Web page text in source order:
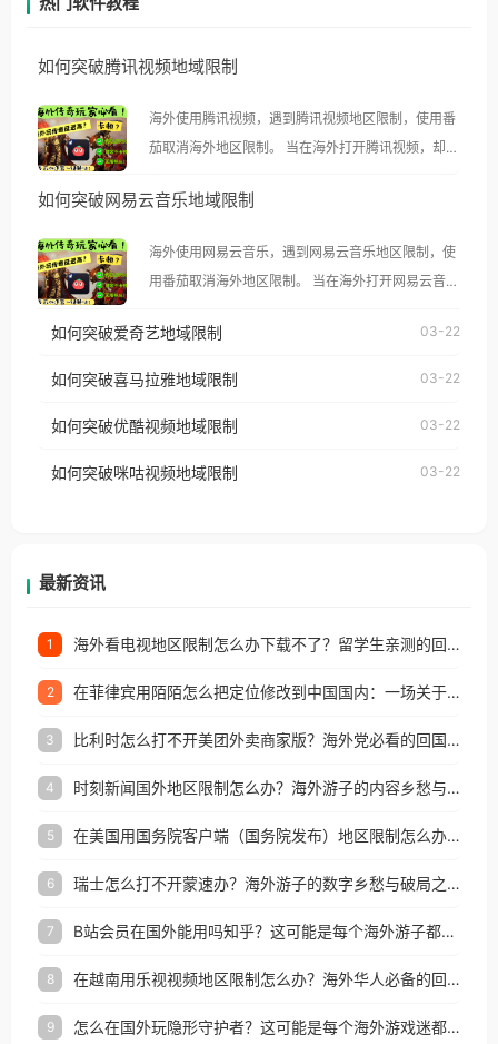
如何突破腾讯视频地域限制
海外使用腾讯视频，遇到腾讯视频地区限制，使用番
茄取消海外地区限制。 当在海外打开腾讯视频，却突
示语。 海外用户如香港、澳门、台湾、美国、加拿
像其他音乐平台一样，出现地区及版权限制问题，且
仅能在中国大陆地区播放。 遇到这个问题的朋友们，
台湾、美国、加拿大、澳大利亚、欧洲等国家和地区
权限制所困扰。
如何突破网易云音乐地域限制
海外使用网易云音乐，遇到网易云音乐地区限制，使
用番茄取消海外地区限制。 当在海外打开网易云音
播放”的提示语。 海外用户如香港、澳门、台湾、美
制问题，且仅能在中国大陆地区播放。 遇到这个问题
户收听网易云音乐地区版权限制」的问题，无论人在
如何突破爱奇艺地域限制 03-22
如何突破喜马拉雅地域限制 03-22
如何突破优酷视频地域限制 03-22
如何突破咪咕视频地域限制 03-22
最新资讯
1 海外看电视地区限制怎么办下载不了？留学生亲测的回国加速方案（附2026世界杯观赛技巧）
2 在菲律宾用陌陌怎么把定位修改到中国国内：一场关于归属感与连接的探索
3 比利时怎么打不开美团外卖商家版？海外党必看的回国加速全攻略
4 时刻新闻国外地区限制怎么办？海外游子的内容乡愁与破局之路
5 在美国用国务院客户端（国务院发布）地区限制怎么办？3步解决海外看国内内容难题
6 瑞士怎么打不开蒙速办？海外游子的数字乡愁与破局之路
7 B站会员在国外能用吗知乎？这可能是每个海外游子都问过的问题
8 在越南用乐视视频地区限制怎么办？海外华人必备的回国加速攻略
9 怎么在国外玩隐形守护者？这可能是每个海外游戏迷都问过的问题